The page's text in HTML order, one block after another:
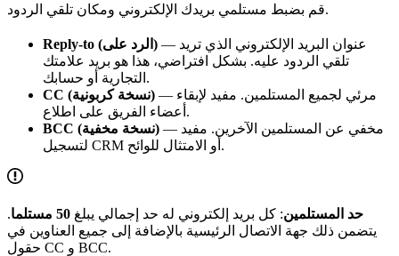
قم بضبط مستلمي بريدك الإلكتروني ومكان تلقي الردود.
Reply-to (الرد على) — عنوان البريد الإلكتروني الذي تريد
تلقي الردود عليه. بشكل افتراضي، هذا هو بريد علامتك
التجارية أو حسابك.
CC (نسخة كربونية) — مرئي لجميع المستلمين. مفيد لإبقاء
أعضاء الفريق على اطلاع.
BCC (نسخة مخفية) — مخفي عن المستلمين الآخرين. مفيد
لتسجيل CRM أو الامتثال للوائح.
حد المستلمين: كل بريد إلكتروني له حد إجمالي يبلغ 50 مستلما
.
يتضمن ذلك جهة الاتصال الرئيسية بالإضافة إلى جميع العناوين في
حقول CC و BCC.